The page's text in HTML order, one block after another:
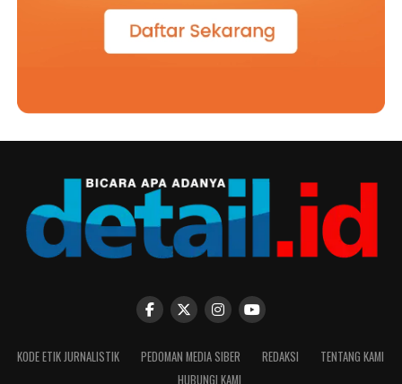
KODE ETIK JURNALISTIK PEDOMAN MEDIA SIBER REDAKSI
TENTANG KAMI
HUBUNGI KAMI